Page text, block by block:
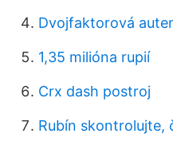
Dvojfaktorová
1,35 milióna rupií
Crx dash postroj
Rubín skontrolujte,